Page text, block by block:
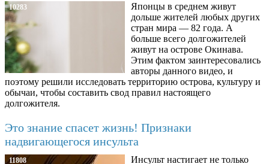
10283
Японцы в среднем живут
дольше жителей любых других
стран мира — 82 года. А
больше всего долгожителей
живут на острове Окинава.
Этим фактом заинтересовались
авторы данного видео, и
поэтому решили исследовать территорию острова, культуру и
обычаи, чтобы составить свод правил настоящего
долгожителя.
Это знание спасет жизнь! Признаки
надвигающегося инсульта
11808
Инсульт настигает не только